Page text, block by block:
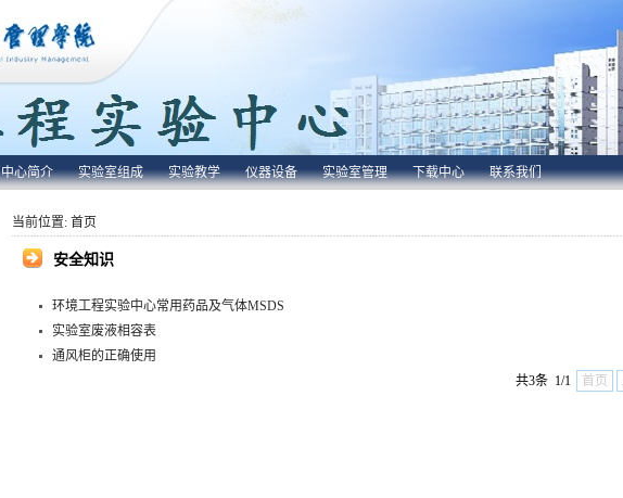
中心简介 实验室组成 实验教学 仪器设备 实验室管理 下载中心 联系我们
当前位置: 首页
安全知识
环境工程实验中心常用药品及气体MSDS
实验室废液相容表
通风柜的正确使用
共3条 1/1
首页